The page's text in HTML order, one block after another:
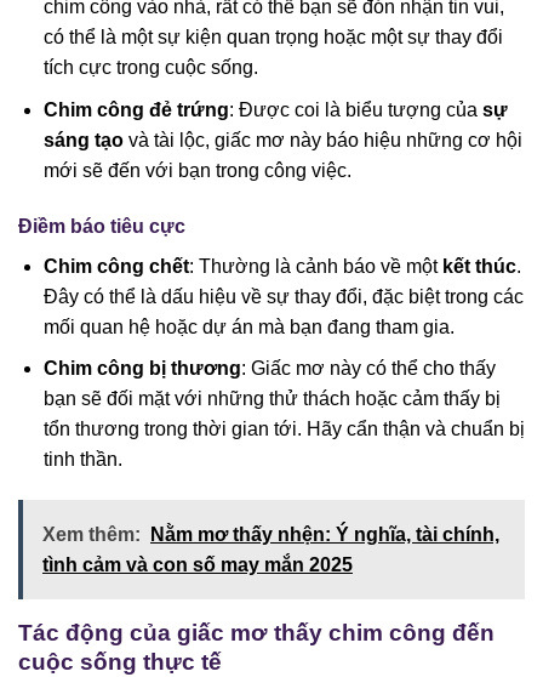
chim công vào nhà, rất có thể bạn sẽ đón nhận tin vui,
có thể là một sự kiện quan trọng hoặc một sự thay đổi
tích cực trong cuộc sống.
Chim công đẻ trứng: Được coi là biểu tượng của sự
sáng tạovà tài lộc, giấc mơ này báo hiệu những cơ hội
mới sẽ đến với bạn trong công việc.
Điềm báo tiêu cực
Chim công chết: Thường là cảnh báo về một kết thúc.
Đây có thể là dấu hiệu về sự thay đổi, đặc biệt trong các
mối quan hệ hoặc dự án mà bạn đang tham gia.
Chim công bị thương: Giấc mơ này có thể cho thấy
bạn sẽ đối mặt với những thử thách hoặc cảm thấy bị
tổn thương trong thời gian tới. Hãy cẩn thận và chuẩn bị
tinh thần.
Xem thêm:
Nằm mơ thấy nhện: Ý nghĩa, tài chính,
tình cảm và con số may mắn 2025
Tác động của giấc mơ thấy chim công đến
cuộc sống thực tế